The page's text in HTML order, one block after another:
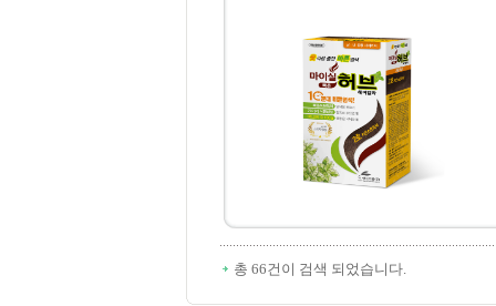
총 66건이 검색 되었습니다.